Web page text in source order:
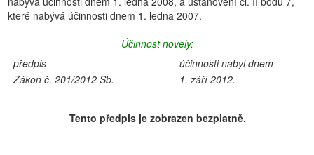
které nabývá účinnosti dnem 1. ledna 2007.
Účinnost novely:
předpis
účinnosti nabyl dnem
Zákon č. 201/2012 Sb.
1. září 2012.
Tento předpis je zobrazen bezplatně.